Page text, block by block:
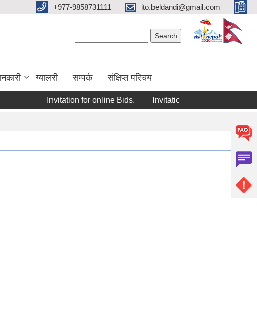
+977-9858731111 ito.beldandi@gmail.com
ग्यालरी सम्पर्क संक्षिप्त परिचय
Invitation for online Bids. Invitation for online bids.